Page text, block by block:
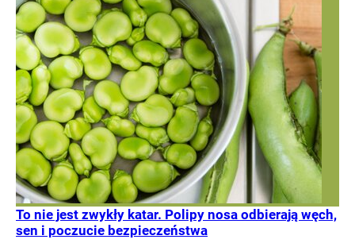
To nie jest zwykły katar. Polipy nosa odbierają węch,
sen i poczucie bezpieczeństwa